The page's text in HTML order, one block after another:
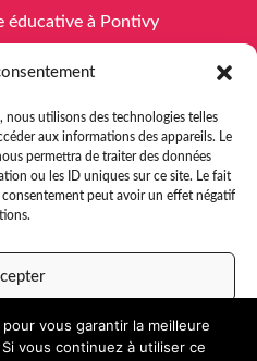
nous utilisons des technologies telles
aux informations des appareils. Le
permettra de traiter des données
ou les ID uniques sur ce site. Le fait
peut avoir un effet négatif
éducative à Pontivy
à Ploemeur
à Guidel
Pontivy
vous garantir la meilleure
vous continuez à utiliser ce